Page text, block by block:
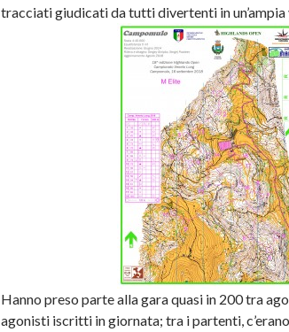
tracciati giudicati da tutti divertenti in
Hanno preso parte alla gara quasi in 200 tra
agonisti iscritti in giornata; tra i partenti,